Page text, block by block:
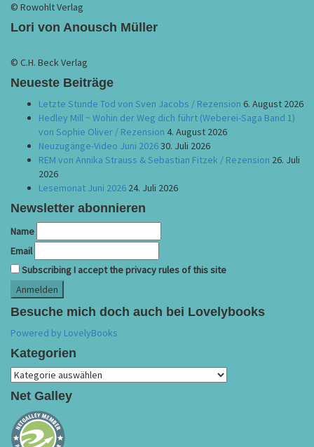
© Rowohlt Verlag
Lori von Anousch Müller
© C.H. Beck Verlag
Neueste Beiträge
Letzte Stunde Tod von Sven Jacobs / Rezension 6. August 2026
Hedley Mill ~ Wohin der Weg dich führt (Weberei-Saga Band 1)
von Sophie Oliver / Rezension 4. August 2026
Neuzugänge-Video Juni 202630. Juli 2026
REM von Annika Strauss & Sebastian Fitzek / Rezension 26. Juli
2026
Lesemonat Juni 2026 24. Juli 2026
Newsletter abonnieren
Name
Email
Subscribing I accept the privacy rules of this site
Besuche mich doch auch bei Lovelybooks
Powered by LovelyBooks
Kategorien
Kategorien
Net Galley